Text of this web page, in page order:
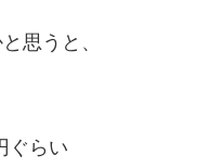
思うと、
ぐらい